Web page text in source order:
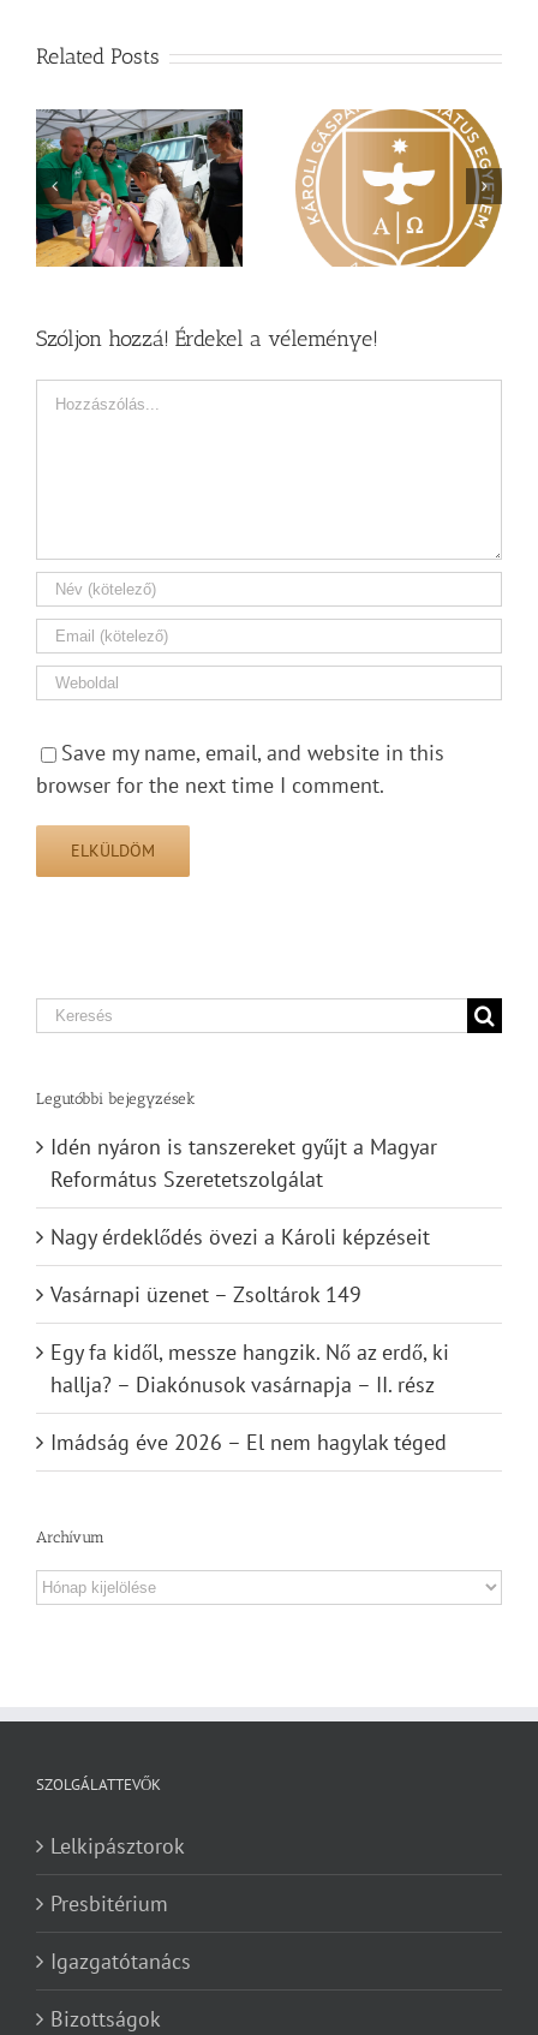
Related Posts
Nagy érdeklődés övezi
a Károli képzéseit
Vasárnapi üzenet –
Zsoltárok 149
Szóljon hozzá! Érdekel a véleménye!
Hozzászólás
Save my name, email, and website in this
browser for the next time I comment.
Search
Legutóbbi bejegyzések
Idén nyáron is tanszereket gyűjt a Magyar
Református Szeretetszolgálat
Nagy érdeklődés övezi a Károli képzéseit
Vasárnapi üzenet – Zsoltárok 149
Egy fa kidől, messze hangzik. Nő az erdő, ki
hallja? – Diakónusok vasárnapja – II. rész
Imádság éve 2026 – El nem hagylak téged
Archívum
Archívum
SZOLGÁLATTEVŐK
Lelkipásztorok
Presbitérium
Igazgatótanács
Bizottságok